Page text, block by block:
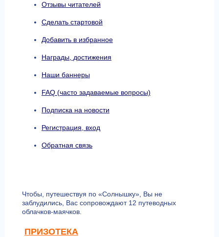
Отзывы читателей
Сделать стартовой
Добавить в избранное
Награды, достижения
Наши баннеры
FAQ (часто задаваемые вопросы)
Подписка на новости
Регистрация, вход
Обратная связь
Чтобы, путешествуя по «Солнышку», Вы не
заблудились, Вас сопровождают 12 путеводных
облачков-маячков.
ПРИЗОТЕКА